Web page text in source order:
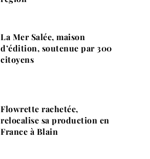
La Mer Salée, maison
d’édition, soutenue par 300
citoyens
Flowrette rachetée,
relocalise sa production en
France à Blain